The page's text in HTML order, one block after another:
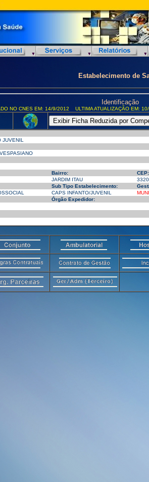
Estabelecimento de
Identificação
NO CNES EM: 14/9/2012 ULTIMA ATUALIZAÇÃO EM:
Bairro:
CEP:
JARDIM ITAU
Sub Tipo Estabelecimento:
CAPS INFANTO/JUVENIL
Órgão Expedidor: